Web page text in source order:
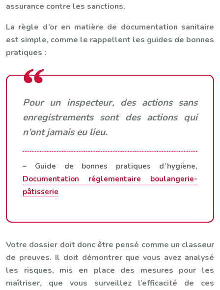
assurance contre les sanctions.
La règle d’or en matière de documentation sanitaire
est simple, comme le rappellent les guides de bonnes
pratiques :
Pour un inspecteur, des actions sans
enregistrements sont des actions qui
n’ont jamais eu lieu.
– Guide de bonnes pratiques d’hygiène,
Documentation réglementaire boulangerie-
pâtisserie
Votre dossier doit donc être pensé comme un classeur
de preuves. Il doit démontrer que vous avez analysé
les risques, mis en place des mesures pour les
maîtriser, que vous surveillez l’efficacité de ces